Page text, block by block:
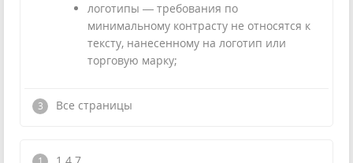
логотипы — требования по
минимальному контрасту не относятся к
тексту, нанесенному на логотип или
торговую марку;
Все страницы